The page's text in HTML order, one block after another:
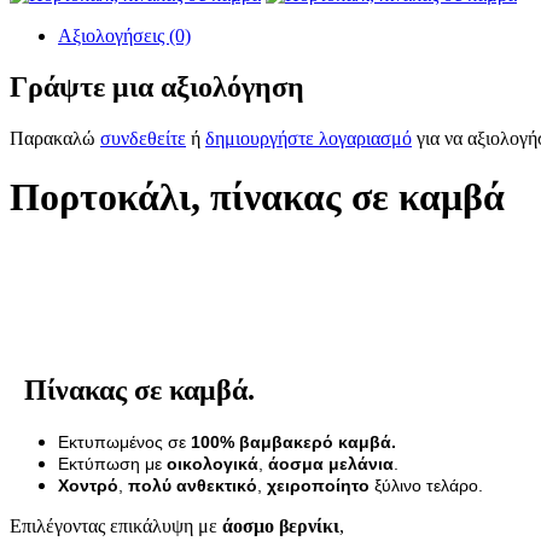
Αξιολογήσεις (0)
Γράψτε μια αξιολόγηση
Παρακαλώ συνδεθείτε ή δημιουργήστε λογαριασμό για να
Πορτοκάλι, πίνακας σε καμβά
Πίνακας σε καμβά.
Εκτυπωμένος σε 100% βαμβακερό καμβά.
Εκτύπωση με οικολογικά άοσμα μελάνια
Χοντρό πολύ ανθεκτικό χειροποίητο ξύλινο τελάρο.
Επιλέγοντας επικάλυψη με άοσμο βερνίκι,